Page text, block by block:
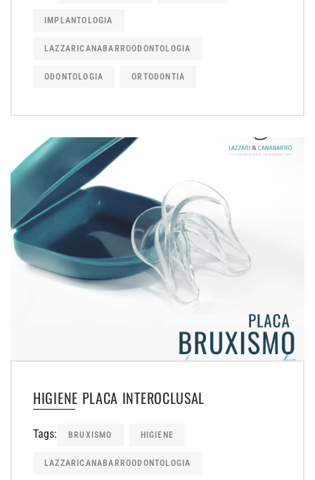
IMPLANTOLOGIA
LAZZARICANABARROODONTOLOGIA
ODONTOLOGIA ORTODONTIA
HIGIENE PLACA INTEROCLUSAL
Tags: BRUXISMO HIGIENE
LAZZARICANABARROODONTOLOGIA